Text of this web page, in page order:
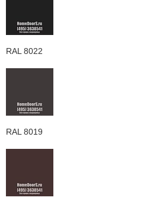
RAL 8022
RAL 8019